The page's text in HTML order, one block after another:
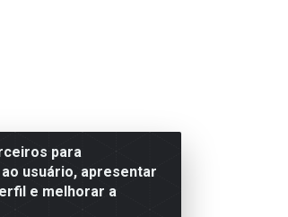
para
usuário, apresentar
e melhorar a